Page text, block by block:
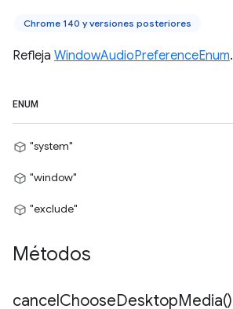
Chrome 140 y versiones posteriores
Refleja WindowAudioPreferenceEnum.
ENUM
"system"
"window"
"exclude"
Métodos
cancelChooseDesktopMedia()